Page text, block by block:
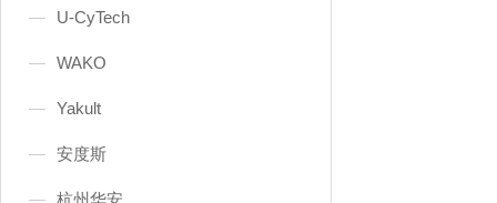
U-CyTech
WAKO
Yakult
安度斯
杭州华安